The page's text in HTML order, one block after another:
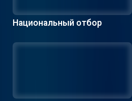
Национальный отбор